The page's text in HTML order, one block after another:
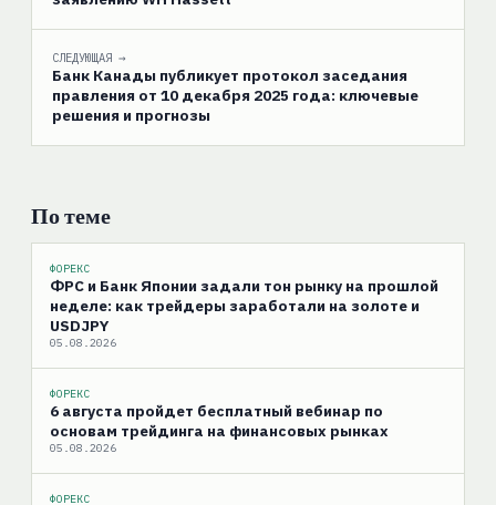
СЛЕДУЮЩАЯ →
Банк Канады публикует протокол заседания
правления от 10 декабря 2025 года: ключевые
решения и прогнозы
По теме
ФОРЕКС
ФРС и Банк Японии задали тон рынку на прошлой
неделе: как трейдеры заработали на золоте и
USDJPY
05.08.2026
ФОРЕКС
6 августа пройдет бесплатный вебинар по
основам трейдинга на финансовых рынках
05.08.2026
ФОРЕКС